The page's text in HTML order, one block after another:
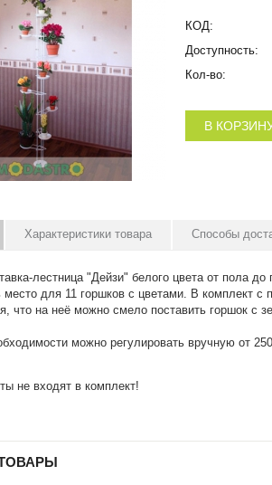
КОД:
Доступность:
Кол-во:
В
Характеристики товара Способы
лестница "Дейзи" белого цвета от пола
место для 11 горшков с цветами. В комплект
что на неё можно смело поставить горшок с
можно регулировать вручную от
не входят в комплект!